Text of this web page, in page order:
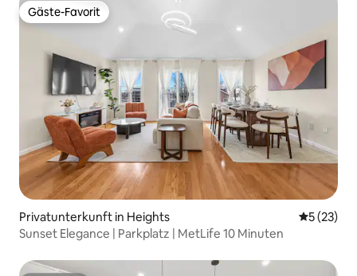
Gäste-Favorit
Gäste-Favorit
Privatunterkunft in Heights
5 (23)
Sunset Elegance | Parkplatz | MetLife 10 Minuten